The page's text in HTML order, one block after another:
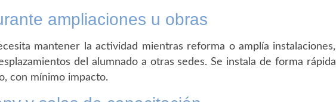
ampliaciones u obras
mantener la actividad mientras reforma o amplía instalaciones,
del alumnado a otras sedes. Se instala de forma rápida
con mínimo impacto.